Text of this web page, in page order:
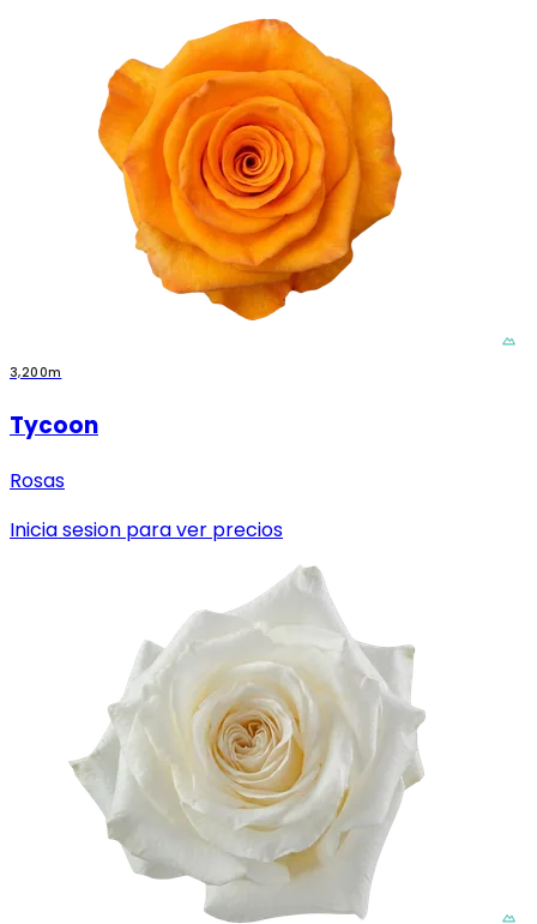
3,200m
Tycoon
Rosas
Inicia sesion para ver precios